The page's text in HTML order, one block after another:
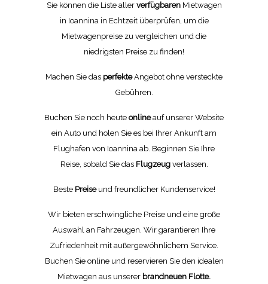
Sie können die Liste aller verfügbarenMietwagen
in Ioannina in Echtzeit überprüfen, um die
Mietwagenpreise zu vergleichen und die
niedrigsten Preise zu finden!
Machen Sie das perfekteAngebot ohne versteckte
Gebühren.
Buchen Sie noch heute onlineauf unserer Website
ein Auto und holen Sie es bei Ihrer Ankunft am
Flughafen von Ioannina ab. Beginnen Sie Ihre
Reise, sobald Sie das Flugzeugverlassen.
Beste Preiseund freundlicher Kundenservice!
Wir bieten erschwingliche Preise und eine große
Auswahl an Fahrzeugen. Wir garantieren Ihre
Zufriedenheit mit außergewöhnlichem Service.
Buchen Sie online und reservieren Sie den idealen
Mietwagen aus unserer brandneuen Flotte.